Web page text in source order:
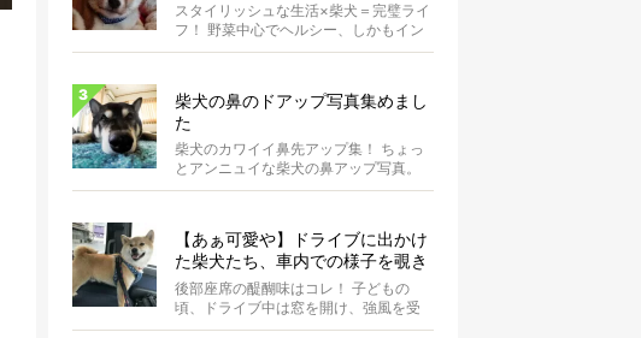
スタイリッシュな生活×柴犬＝完璧ライ
フ！ 野菜中心でヘルシー、しかもイン
スタ映えするお料理を投稿しているア
柴犬の鼻のドアップ写真集めまし
た
柴犬のカワイイ鼻先アップ集！ ちょっ
とアンニュイな柴犬の鼻アップ写真。
何やら物思いにふけっているようで
【あぁ可愛や】ドライブに出かけ
た柴犬たち、車内での様子を覗き
見しちゃう
後部座席の醍醐味はコレ！ 子どもの
頃、ドライブ中は窓を開け、強風を受
けて楽しんでいませんでしたか？ あ